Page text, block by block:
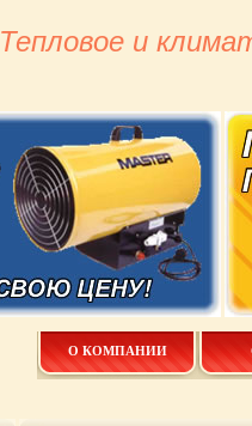
Тепловое и
О КОМПАНИИ